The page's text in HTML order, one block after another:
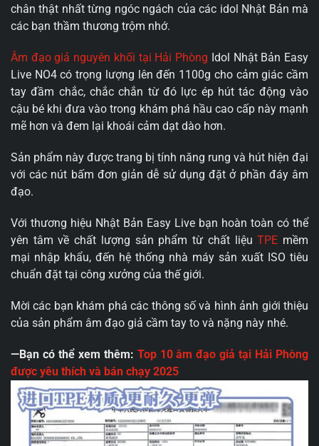
chân thật nhất từng ngóc ngách của các idol Nhật Bản mà
các bạn thầm thương trộm nhớ.
Âm đạo giả nguyên khối tại Hải Phòng Idol Nhật Bản Easy
Live NO4 có trọng lượng lên đến 1100g cho cảm giác cầm
tay đầm chắc, chắc chắn từ đó lực ép hút tác động vào
cậu bé khi đưa vào trong khám phá hầu cao cấp này mạnh
mẽ hơn và đem lại khoái cảm dạt dào hơn.
Sản phẩm này được trang bị tính năng rung và hút hiện đại
với các nút bấm đơn giản dễ sử dụng đặt ở phần đáy âm
đạo.
Với thương hiệu Nhật Bản Easy Live bạn hoàn toàn có thể
yên tâm về chất lượng sản phẩm từ chất liệuTPE mềm
mại nhập khẩu, đến hệ thống nhà máy sản xuất ISO tiêu
chuẩn đặt tại công xưởng của thế giới.
Mời các bạn khám phá các thông số và hình ảnh giới thiệu
của sản phẩm âm đạo giả cầm tay to và nặng này nhé.
—Bạn có thể xem thêm: Top 10 âm đạo giả tại Hải Phòng
được yêu thích và bán chạy 2025